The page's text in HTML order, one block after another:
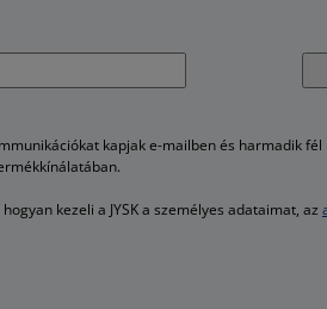
kapjak e-mailben és harmadik
kezeli a JYSK a személyes adataimat, az